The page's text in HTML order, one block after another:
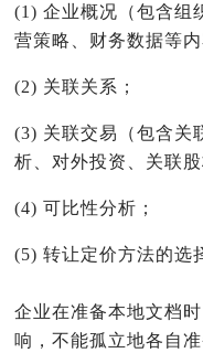
(1) 企业概况（包含组
营策略、财务数据等内
(2) 关联关系；
(3) 关联交易（包含关
析、对外投资、关联
(4) 可比性分析；
(5) 转让定价方法的选
企业在准备本地文档
响，不能孤立地各自